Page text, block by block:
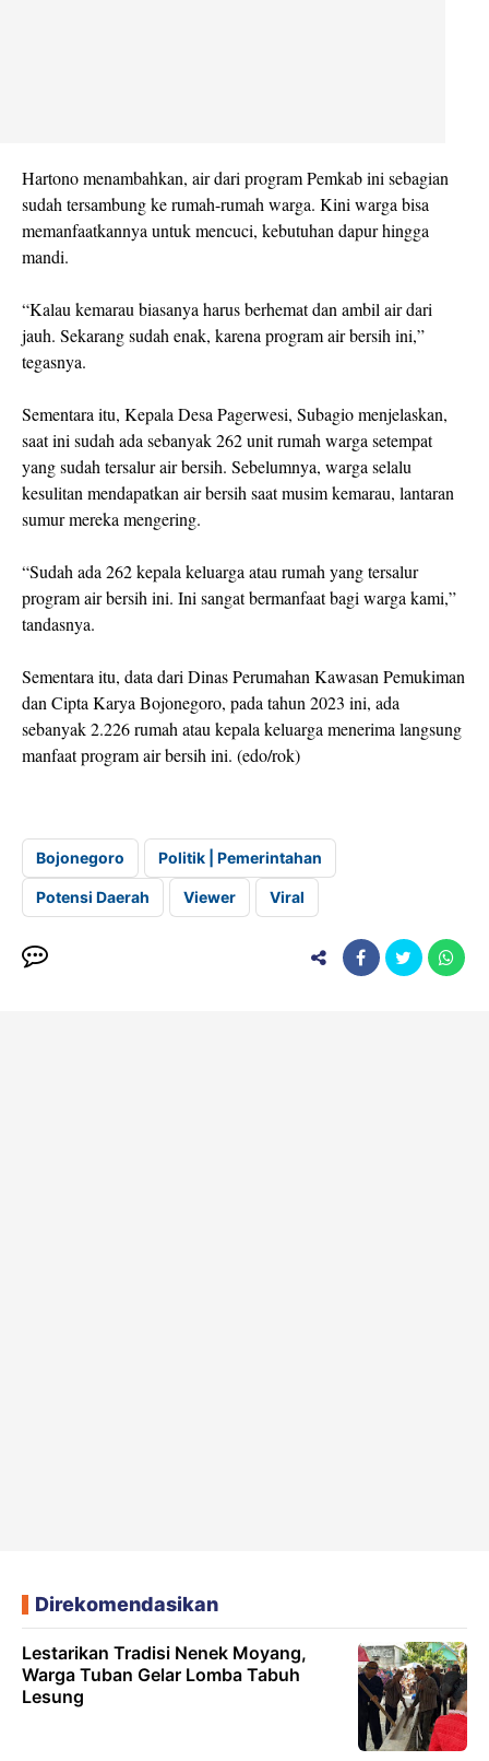
Hartono menambahkan, air dari program Pemkab ini sebagian
sudah tersambung ke rumah-rumah warga. Kini warga bisa
memanfaatkannya untuk mencuci, kebutuhan dapur hingga
mandi.
“Kalau kemarau biasanya harus berhemat dan ambil air dari
jauh. Sekarang sudah enak, karena program air bersih ini,”
tegasnya.
Sementara itu, Kepala Desa Pagerwesi, Subagio menjelaskan,
saat ini sudah ada sebanyak 262 unit rumah warga setempat
yang sudah tersalur air bersih. Sebelumnya, warga selalu
kesulitan mendapatkan air bersih saat musim kemarau, lantaran
sumur mereka mengering.
“Sudah ada 262 kepala keluarga atau rumah yang tersalur
program air bersih ini. Ini sangat bermanfaat bagi warga kami,”
tandasnya.
Sementara itu, data dari Dinas Perumahan Kawasan Pemukiman
dan Cipta Karya Bojonegoro, pada tahun 2023 ini, ada
sebanyak 2.226 rumah atau kepala keluarga menerima langsung
manfaat program air bersih ini. (edo/rok)
Bojonegoro Politik | Pemerintahan
Potensi Daerah Viewer Viral
Direkomendasikan
Lestarikan Tradisi Nenek Moyang,
Warga Tuban Gelar Lomba Tabuh
Lesung